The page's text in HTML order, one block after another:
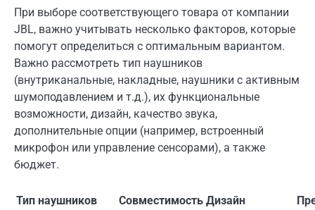
При выборе соответствующего товара от компании
JBL, важно учитывать несколько факторов, которые
помогут определиться с оптимальным вариантом.
Важно рассмотреть тип наушников
(внутриканальные, накладные, наушники с активным
шумоподавлением и т.д.), их функциональные
возможности, дизайн, качество звука,
дополнительные опции (например, встроенный
микрофон или управление сенсорами), а также
бюджет.
Тип наушников Совместимость Дизайн